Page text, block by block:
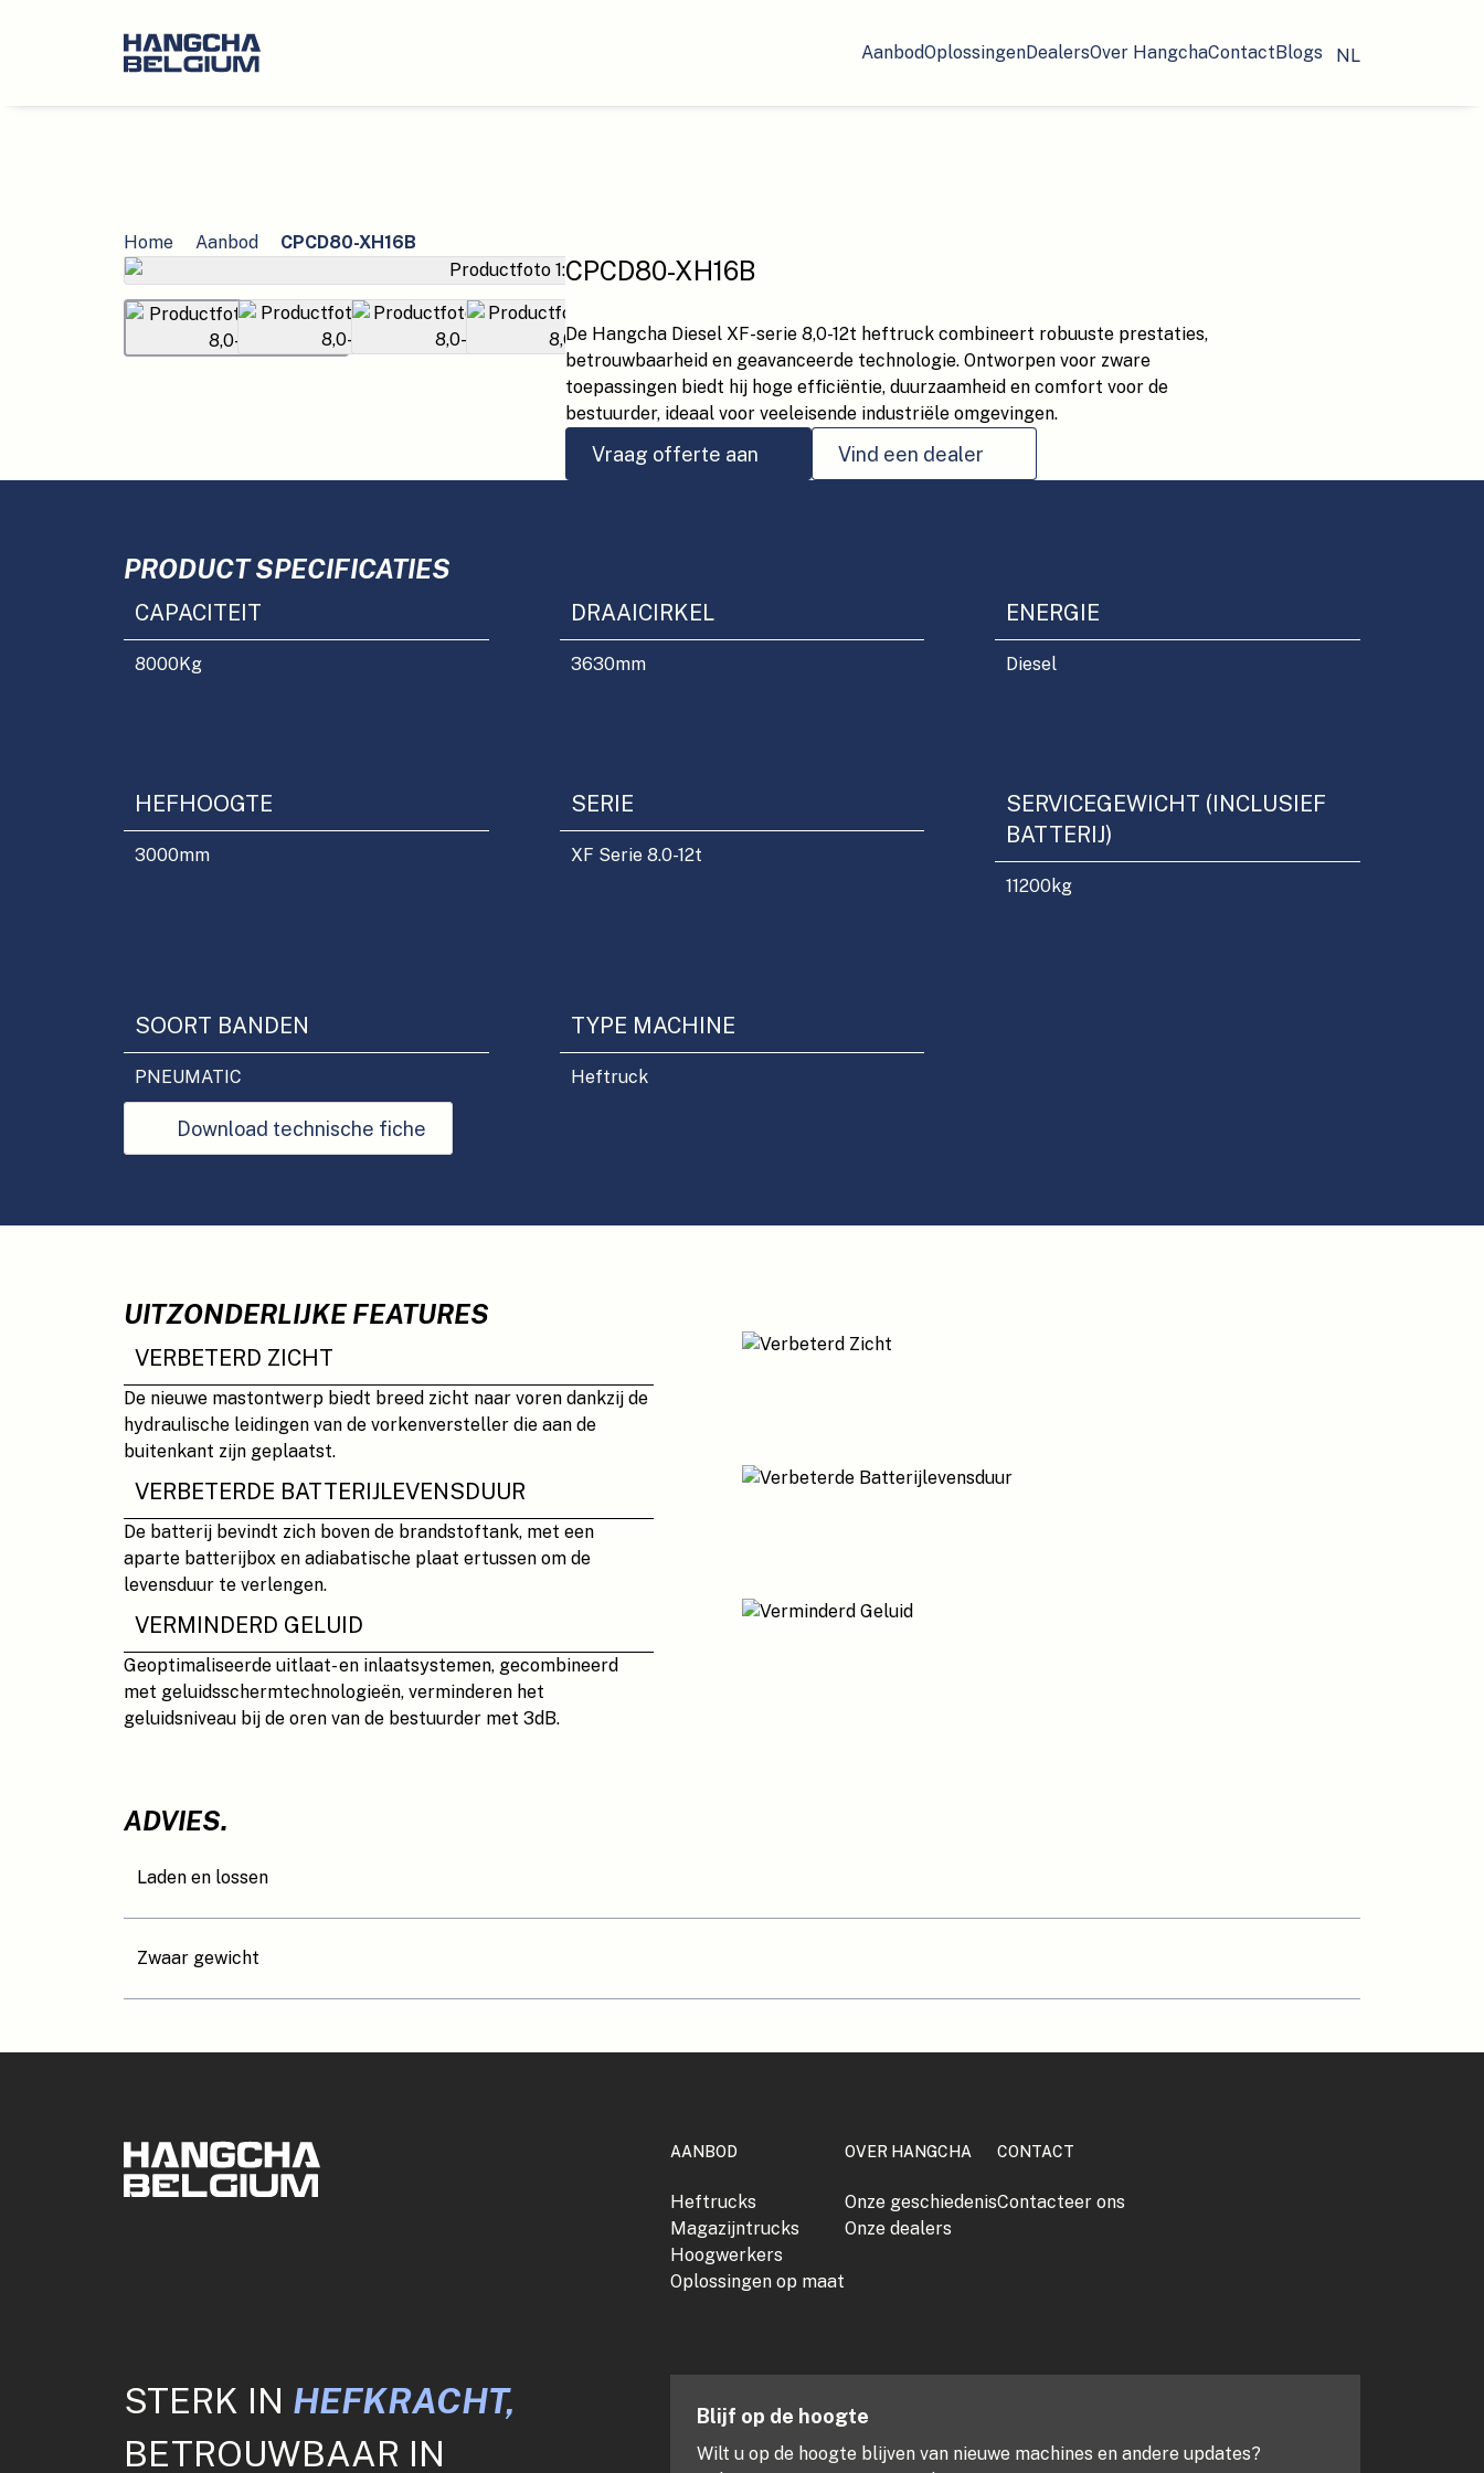
AanbodOplossingenDealersOver HangchaContactBlogs NL
Home Aanbod CPCD80-XH16B
CPCD80-XH16B
De Hangcha Diesel XF-serie 8,0-12t heftruck combineert robuuste prestaties,
betrouwbaarheid en geavanceerde technologie. Ontworpen voor zware
toepassingen biedt hij hoge efficiëntie, duurzaamheid en comfort voor de
bestuurder, ideaal voor veeleisende industriële omgevingen.
Vraag offerte aan Vind een dealer
PRODUCT SPECIFICATIES
CAPACITEIT
8000Kg
DRAAICIRKEL
3630mm
ENERGIE
Diesel
HEFHOOGTE
3000mm
SERIE
XF Serie 8.0-12t
SERVICEGEWICHT (INCLUSIEF
BATTERIJ)
11200kg
SOORT BANDEN
PNEUMATIC
TYPE MACHINE
Heftruck
Download technische fiche
UITZONDERLIJKE FEATURES
VERBETERD ZICHT
De nieuwe mastontwerp biedt breed zicht naar voren dankzij de
hydraulische leidingen van de vorkenversteller die aan de
buitenkant zijn geplaatst.
VERBETERDE BATTERIJLEVENSDUUR
De batterij bevindt zich boven de brandstoftank, met een
aparte batterijbox en adiabatische plaat ertussen om de
levensduur te verlengen.
VERMINDERD GELUID
Geoptimaliseerde uitlaat- en inlaatsystemen, gecombineerd
met geluidsschermtechnologieën, verminderen het
geluidsniveau bij de oren van de bestuurder met 3dB.
ADVIES.
Laden en lossen
Zwaar gewicht
AANBOD
Heftrucks
Magazijntrucks
Hoogwerkers
Oplossingen op maat
OVER HANGCHA
Onze geschiedenis
Onze dealers
CONTACT
Contacteer ons
STERK IN HEFKRACHT,
BETROUWBAAR IN
Blijf op de hoogte
Wilt u op de hoogte blijven van nieuwe machines en andere updates?